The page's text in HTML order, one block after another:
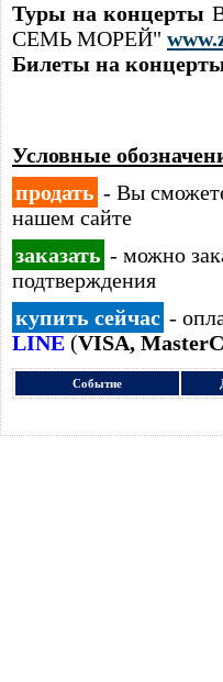
Туры на концерты
СЕМЬ МОРЕЙ"
Билеты на
Условные
продать - Вы
нашем сайте
заказать - можно
подтверждения
купить сейчас -
LINE (VISA,
Событие